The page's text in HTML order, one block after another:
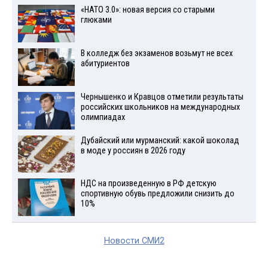
«НАТО 3.0»: новая версия со старыми
глюками
В колледж без экзаменов возьмут не всех
абитуриентов
Чернышенко и Кравцов отметили результаты
российских школьников на международных
олимпиадах
Дубайский или мурманский: какой шоколад
в моде у россиян в 2026 году
НДС на произведенную в РФ детскую
спортивную обувь предложили снизить до
10%
Новости СМИ2